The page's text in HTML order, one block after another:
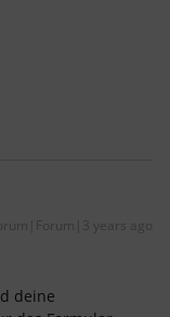
years ago
deine